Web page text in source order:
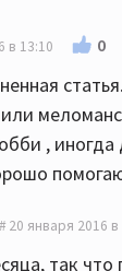
в 13:10 0
,
20 января 2016 в
так что